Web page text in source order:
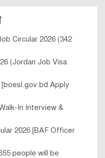
Circular 2026 (342
(Jordan Job Visa
[boesl.gov.bd Apply
In Interview &
2026 [BAF Officer
people will be